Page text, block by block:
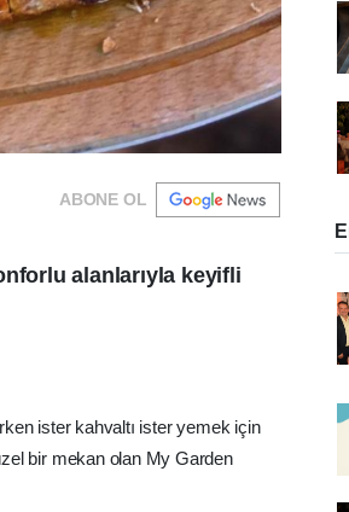
ABONE OL
alanlarıyla keyifli
ister kahvaltı ister yemek için
bir mekan olan My Garden